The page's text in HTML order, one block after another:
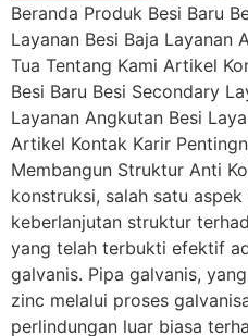
Beranda Produk Besi Baru
Layanan Besi Baja Layanan
Tua Tentang Kami Artikel
Besi Baru Besi Secondary
Layanan Angkutan Besi
Artikel Kontak Karir
Membangun Struktur Anti
konstruksi, salah satu
keberlanjutan struktur
yang telah terbukti efektif
galvanis. Pipa galvanis,
zinc melalui proses
perlindungan luar biasa